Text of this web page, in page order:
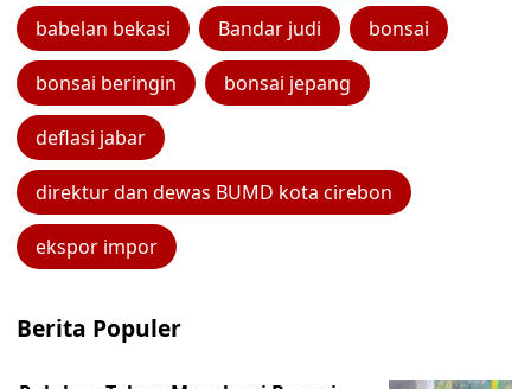
babelan bekasi Bandar judi bonsai
bonsai beringin bonsai jepang
deflasi jabar
direktur dan dewas BUMD kota cirebon
ekspor impor
Berita Populer